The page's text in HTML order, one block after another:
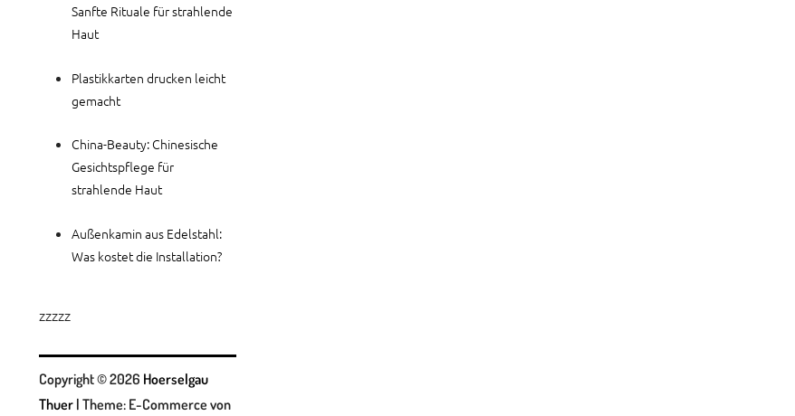
Sanfte Rituale für strahlende
Haut
Plastikkarten drucken leicht
gemacht
China-Beauty: Chinesische
Gesichtspflege für
strahlende Haut
Außenkamin aus Edelstahl:
Was kostet die Installation?
zzzzz
Copyright © 2026 Hoerselgau
Thuer | Theme: E-Commerce von